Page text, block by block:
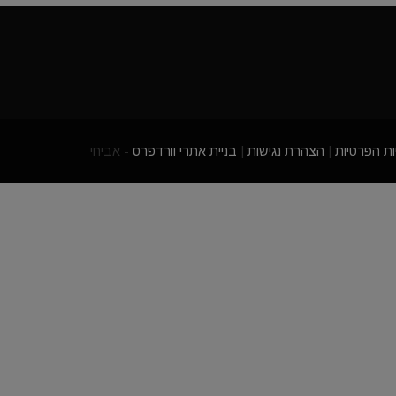
הפרטיות הצהרת נגישות בניית אתרי וורדפרס - אביחי